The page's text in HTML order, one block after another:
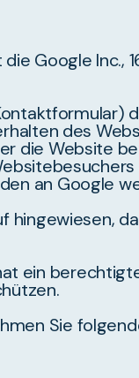
Google Inc.,
des
die Website
an Google
hingewiesen,
ein
Sie